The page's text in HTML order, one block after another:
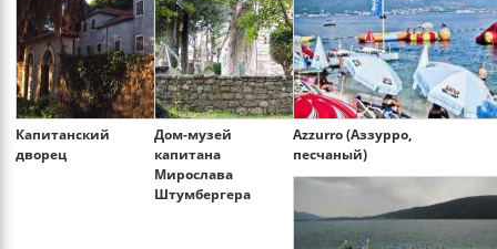
Капитанский
дворец
Дом-музей
капитана
Мирослава
Штумбергера
Azzurro (Аззурро,
песчаный)